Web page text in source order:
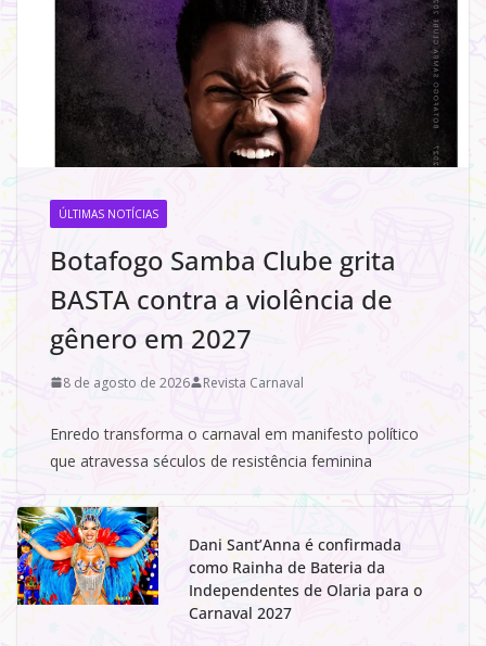
ÚLTIMAS NOTÍCIAS
Botafogo Samba Clube grita
BASTA contra a violência de
gênero em 2027
8 de agosto de 2026 Revista Carnaval
Enredo transforma o carnaval em manifesto político
que atravessa séculos de resistência feminina
Dani Sant’Anna é confirmada
como Rainha de Bateria da
Independentes de Olaria para o
Carnaval 2027